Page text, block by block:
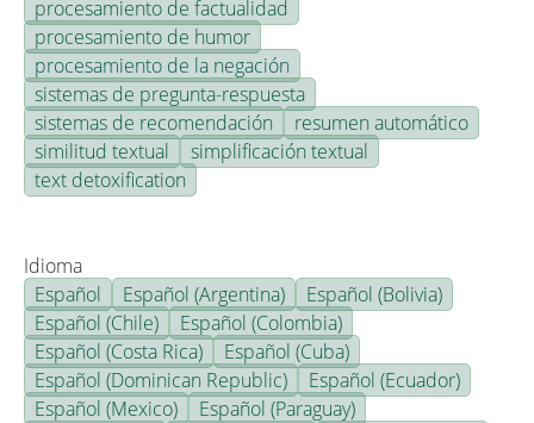
procesamiento de factualidad
procesamiento de humor
procesamiento de la negación
sistemas de pregunta-respuesta
sistemas de recomendación
resumen automático
similitud textual
simplificación textual
text detoxification
Idioma
Español
Español (Argentina)
Español (Bolivia)
Español (Chile)
Español (Colombia)
Español (Costa Rica)
Español (Cuba)
Español (Dominican Republic)
Español (Ecuador)
Español (Mexico)
Español (Paraguay)